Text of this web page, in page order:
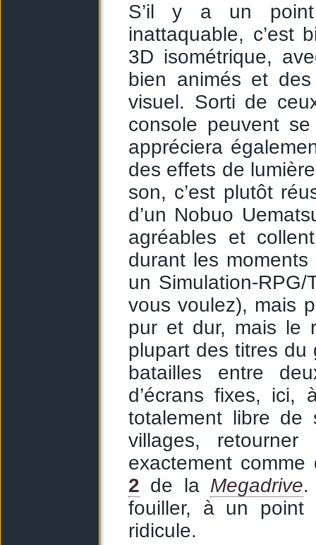
S’il y a un
inattaquable, c’est
3D isométrique,
bien animés et
visuel. Sorti de
console peuvent
appréciera
des effets de
son, c’est plutôt
d’un Nobuo
agréables et
durant les
un Simulation-RPG/
vous voulez), mais
pur et dur, mais le
plupart des titres du
batailles entre
d’écrans fixes, ici,
totalement libre de
villages,
exactement comme
2 de la Megadrive.
fouiller, à un point
ridicule.